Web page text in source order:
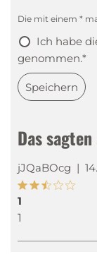
Das
jJQaBOcg |
1
1
Die mit einem *
Ich habe
genommen.*
Speichern